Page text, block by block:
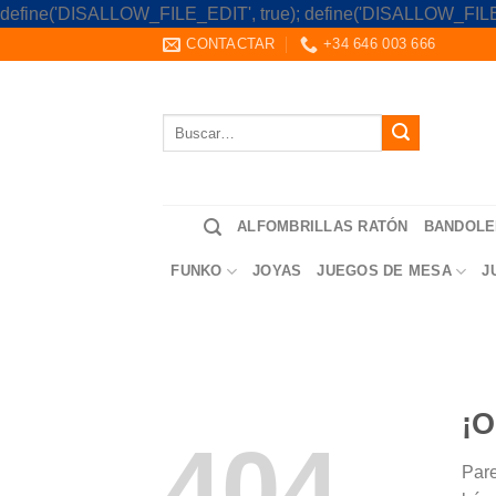
define('DISALLOW_FILE_EDIT', true);
CONTACTAR +34 646 003 666
ALFOMBRILLAS RATÓN
FUNKO JOYAS JUEGOS DE MESA